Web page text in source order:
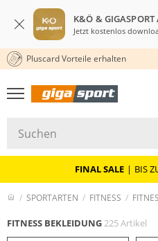
K&Ö & GIGASPORT
Jetzt kostenlos
★★★★★ 4,8 /
Pluscard Vorteile erhalten
GIGASTYLE
FAHRRAD­
FINAL SALE | BIS
SPORTARTEN FITNESS
FITNESS BEKLEIDUNG225 Artikel